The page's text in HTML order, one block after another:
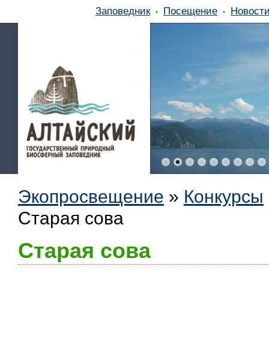
Заповедник Посещение
Экопросвещение » Конкурсы
Старая сова
Старая сова